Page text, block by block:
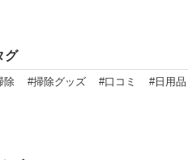
グ
除 #掃除グッズ #口コミ #日用品